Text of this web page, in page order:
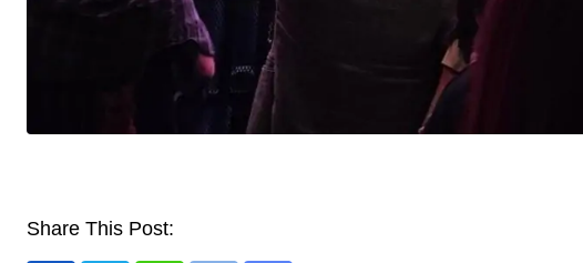
Share This Post: